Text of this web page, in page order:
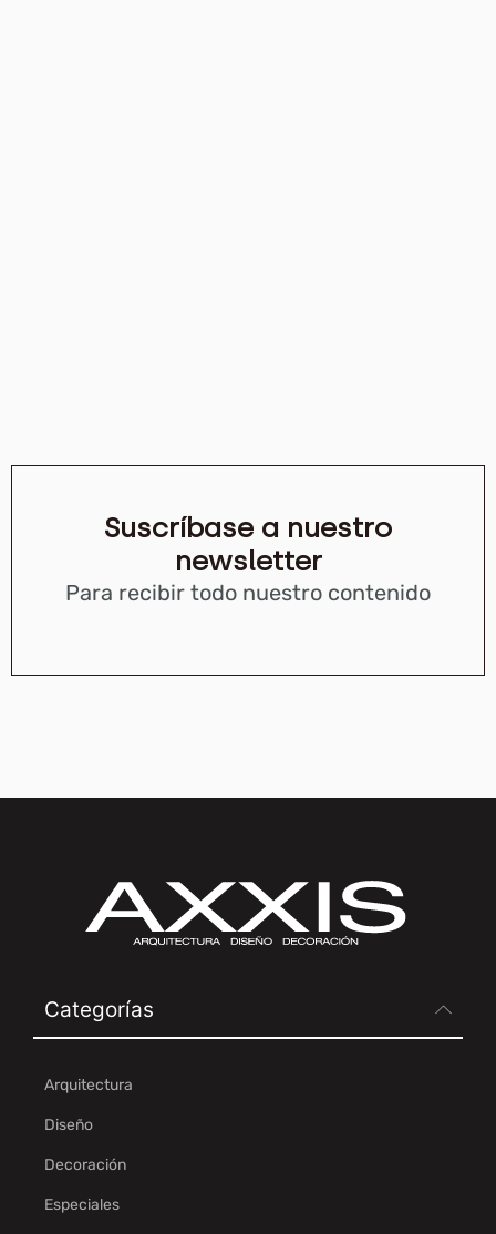
Suscríbase a nuestro
newsletter
Para recibir todo nuestro contenido
Categorías
Arquitectura
Diseño
Decoración
Especiales